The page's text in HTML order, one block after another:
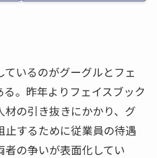
いるのがグーグルとフェ
。昨年よりフェイスブック
の引き抜きにかかり、グ
止するために従業員の待遇
の争いが表面化してい